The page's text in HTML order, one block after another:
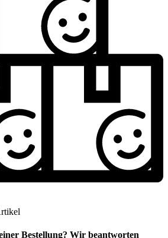
Bestellung? Wir beantworten